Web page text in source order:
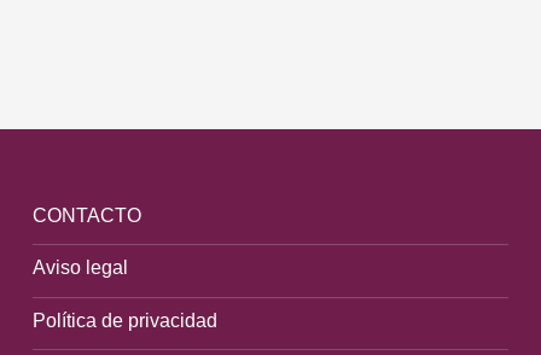
CONTACTO
Aviso legal
Política de privacidad